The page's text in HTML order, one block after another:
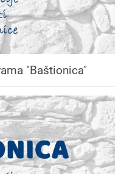
"Baštionica"